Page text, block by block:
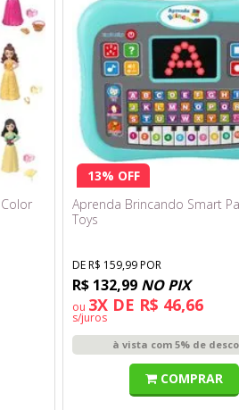
13% OFF
Aprenda Brincando Smart
Toys
DE R$ 159,99 POR
R$ 132,99 NO PIX
ou 3X DE R$ 46,66
s/juros
à vista com 5% de
COMPRAR